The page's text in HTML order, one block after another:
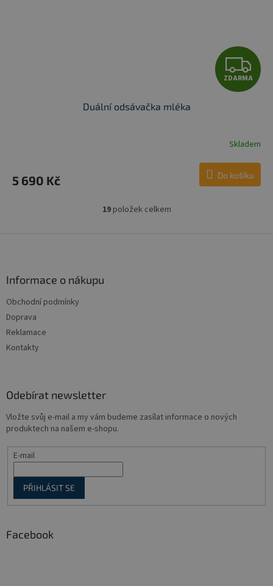
Z
D
R
M
A
ZDARMA
Duální odsávačka mléka
Skladem
5 690 Kč Do košíku
O
u
19položek celkem
Informace o nákupu
Obchodní podmínky
Doprava
Reklamace
Kontakty
Odebírat newsletter
Vložte svůj e-mail a my vám budeme zasílat informace o nových
produktech na našem e-shopu.
E-mail
PŘIHLÁSIT SE
Facebook